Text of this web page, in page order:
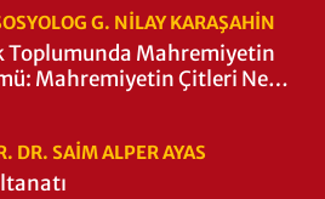
G. NILAY KARAŞAHİN
Toplumunda Mahremiyetin
Mahremiyetin Çitleri Ne
DR. SAIM ALPER AYAS